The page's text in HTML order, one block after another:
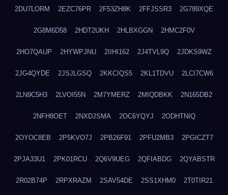
2DU7LORM 2EZC76PR 2F53ZH8K 2FFJSSR3 2G789XQE
2G8M6D58 2HDT2UKH 2HLBXGGN 2HMC2F0V
2HO7QAUP 2HYWPJNU 2IIHI162 2J4TVL9Q 2JDKS9WZ
2JG4QYDE 2JSJLGSQ 2KKCIQS5 2KL1TDVU 2LCI7CW6
2LN9C5H3 2LVOI55N 2M7YMERZ 2MIQDBKK 2N165DB2
2NFH8OET 2NXDJSMA 2OC6YQYJ 2ODHTNIQ
2OYOC8EB 2P5KVO7J 2PB26F91 2PFU2MB3 2PGICZT7
2PJA33U1 2PK01RCU 2Q6V9UEG 2QFIABDG 2QYABSTR
2R02B74P 2RPXRAZM 2SAV54DE 2SS1XHM0 2T0TIR21